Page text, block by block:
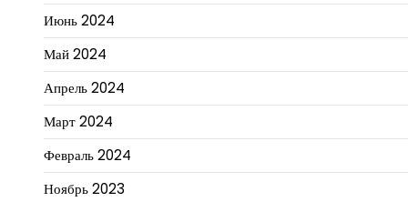
Июнь 2024
Май 2024
Апрель 2024
Март 2024
Февраль 2024
Ноябрь 2023